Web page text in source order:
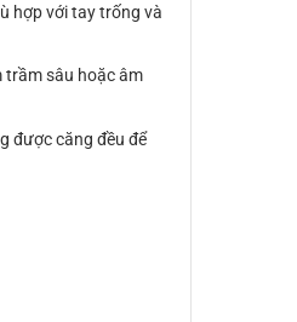
hợp với tay trống và
trầm sâu hoặc âm
được căng đều để